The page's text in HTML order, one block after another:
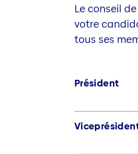
Le conseil
votre
tous ses
Président